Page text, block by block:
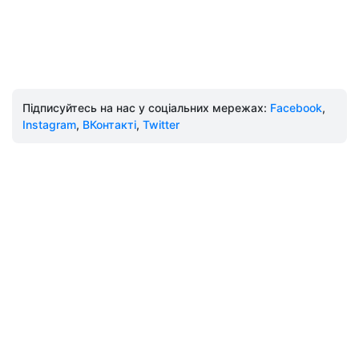
Підписуйтесь на нас у соціальних мережах: Facebook,
Instagram, ВКонтакті, Twitter